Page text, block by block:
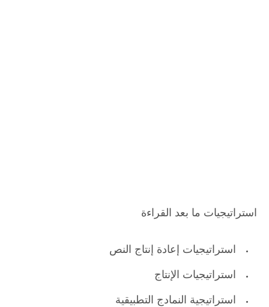
استراتيجيات ما بعد القراءة
استراتيجيات إعادة إنتاج النص
استراتيجيات الإنتاج
استراتيجية النمادج التطبيقية